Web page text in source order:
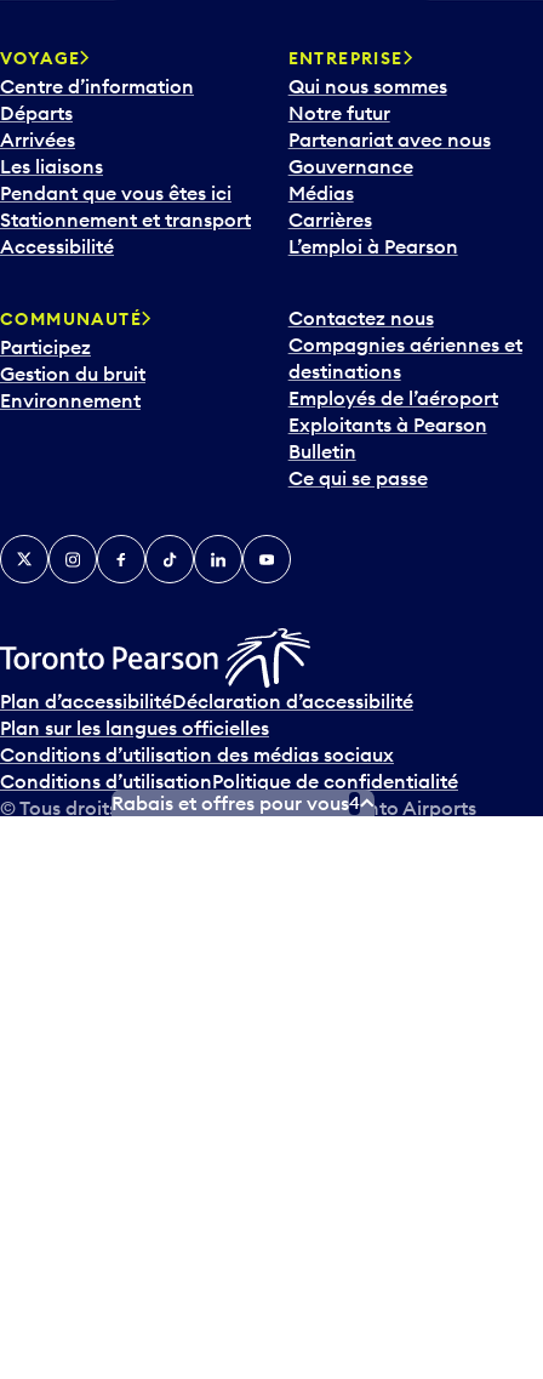
VOYAGE
Centre d’information
Départs
Arrivées
Les liaisons
Pendant que vous êtes ici
Stationnement et transport
Accessibilité
ENTREPRISE
Qui nous sommes
Notre futur
Partenariat avec nous
Gouvernance
Médias
Carrières
L’emploi à Pearson
COMMUNAUTÉ
Participez
Gestion du bruit
Environnement
Contactez nous
Compagnies aériennes et
destinations
Employés de l’aéroport
Exploitants à Pearson
Bulletin
Ce qui se passe
TwitterInstagramFacebook
TikTokLinkedInYouTube
Plan d’accessibilitéDéclaration d’accessibilité
Plan sur les langues officielles
Conditions d’utilisation des médias sociaux
Conditions d’utilisationPolitique de confidentialité
© Tous droits réservés2026Greater Toronto Airports
Rabais et offres pour vous4